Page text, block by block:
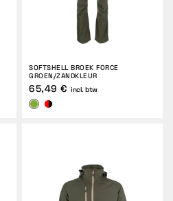
SOFTSHELL BROEK FORCE
GROEN/ZANDKLEUR
65,49 € incl. btw